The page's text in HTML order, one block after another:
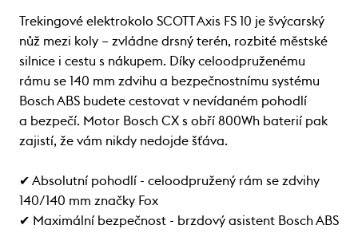
Trekingové elektrokolo SCOTT Axis FS 10 je švýcarský
nůž mezi koly – zvládne drsný terén, rozbité městské
silnice i cestu s nákupem. Díky celoodpruženému
rámu se 140 mm zdvihu a bezpečnostnímu systému
Bosch ABS budete cestovat v nevídaném pohodlí
a bezpečí. Motor Bosch CX s obří 800Wh baterií pak
zajistí, že vám nikdy nedojde šťáva.
✔ Absolutní pohodlí - celoodpružený rám se zdvihy
140/140 mm značky Fox
✔ Maximální bezpečnost - brzdový asistent Bosch ABS